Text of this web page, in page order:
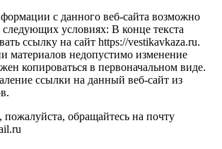
с данного веб-сайта возможно
условиях: В конце текста
ссылку на сайт https://vestikavkaza.ru.
материалов недопустимо изменение
копироваться в первоначальном виде.
ссылки на данный веб-сайт из
обращайтесь на почту